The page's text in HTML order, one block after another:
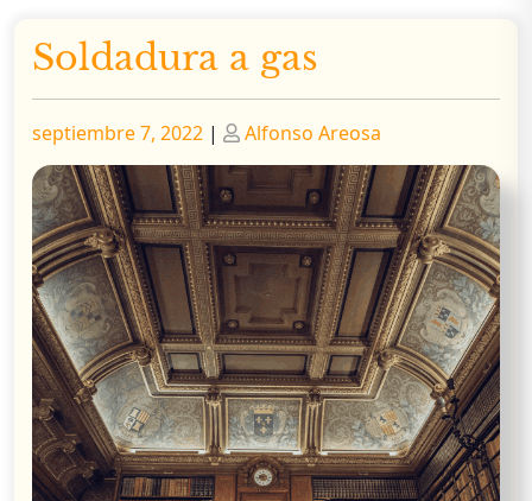
Soldadura a gas
Publicado
septiembre 7, 2022 | Publicado
Alfonso Areosa